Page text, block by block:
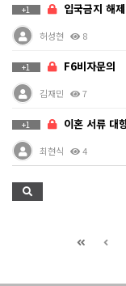
+1 입국금지 해
허성현 8
+1 F6비자문의
김재민 7
+1 이혼 서류 대
최현식 4